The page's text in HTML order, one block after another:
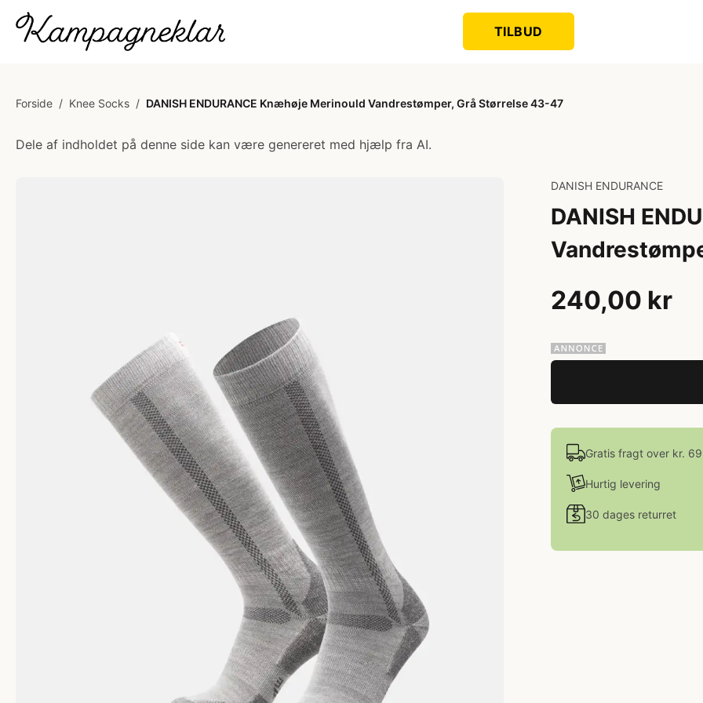
TILBUD
Forside / Knee Socks / DANISH ENDURANCE Knæhøje Merinould Vandrestømper, Grå Størrelse 43-47
Dele af indholdet på denne side kan være genereret med hjælp fra AI.
DANISH ENDURANCE
DANISH
240,00 kr
Gratis fragt over kr.
Hurtig levering
30 dages returret